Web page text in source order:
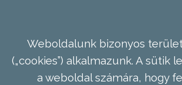
Weboldalunk bizonyos
(„cookies”) alkalmazunk. A sütik
a weboldal számára, hogy